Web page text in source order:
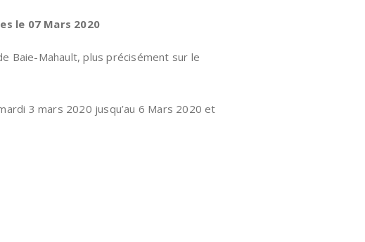
le 07 Mars 2020
Baie-Mahault, plus précisément sur le
3 mars 2020 jusqu’au 6 Mars 2020 et